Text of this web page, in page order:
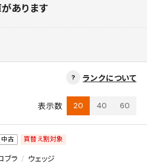
あります
ランクについて
表示数 20 40 60
中古 買替え割対象
ブラ ウェッジ